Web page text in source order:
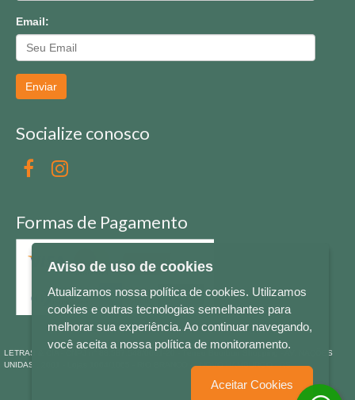
Email:
Enviar
Socialize conosco
Formas de Pagamento
LETRAS & CIA - CNPJ n° 88.587.548/0001-20 - Térreo Bourbon Shopping - AV. NAÇÕES
UNIDAS , 2001 - Lojas 1064/1065 - RIO BRANCO - - NOVO HAMBURGO - RS
Aviso de uso de cookies
Atualizamos nossa política de cookies. Utilizamos
cookies e outras tecnologias semelhantes para
melhorar sua experiência. Ao continuar navegando,
você aceita a nossa política de monitoramento.
Aceitar Cookies